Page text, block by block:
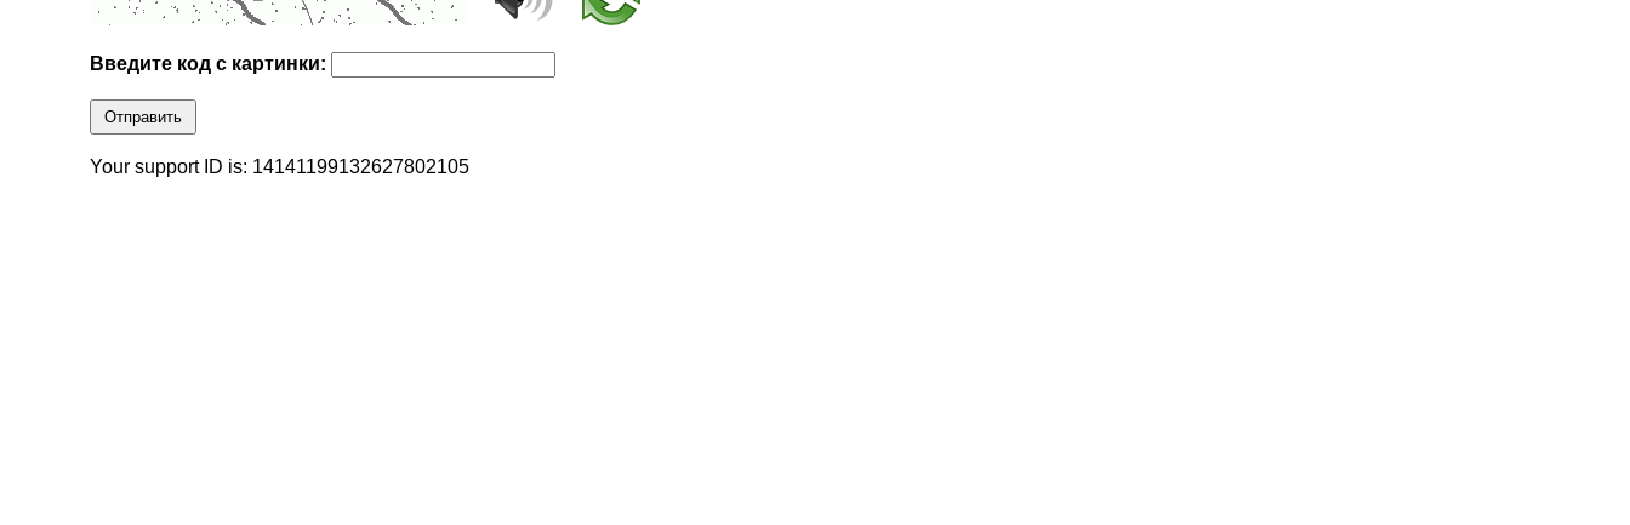
Введите код с картинки:
Отправить
Your support ID is: 14141199132627802105